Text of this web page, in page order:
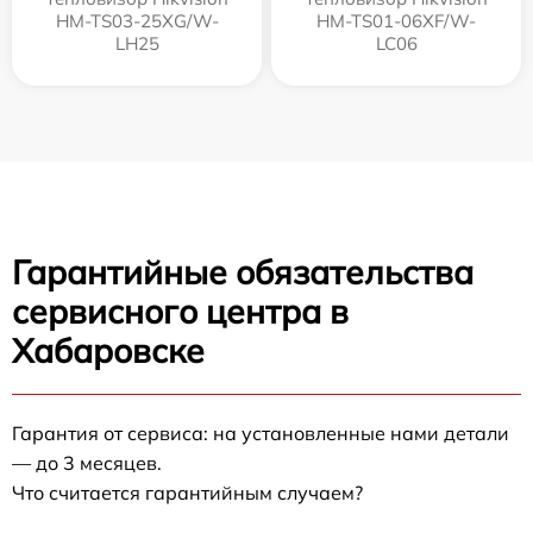
HM-TS03-25XG/W-
LH25
HM-TS01-06XF/W-
LC06
Гарантийные обязательства
сервисного центра в
Хабаровске
Гарантия от сервиса: на установленные нами детали
— до 3 месяцев.
Что считается гарантийным случаем?